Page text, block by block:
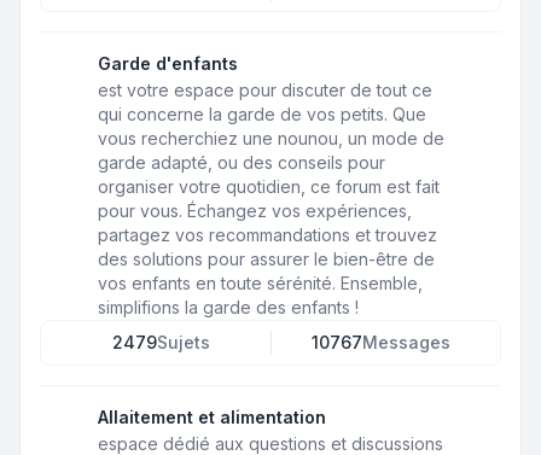
Garde d'enfants
est votre espace pour discuter de tout ce
qui concerne la garde de vos petits. Que
vous recherchiez une nounou, un mode de
garde adapté, ou des conseils pour
organiser votre quotidien, ce forum est fait
pour vous. Échangez vos expériences,
partagez vos recommandations et trouvez
des solutions pour assurer le bien-être de
vos enfants en toute sérénité. Ensemble,
simplifions la garde des enfants !
2479Sujets 10767Messages
Allaitement et alimentation
espace dédié aux questions et discussions